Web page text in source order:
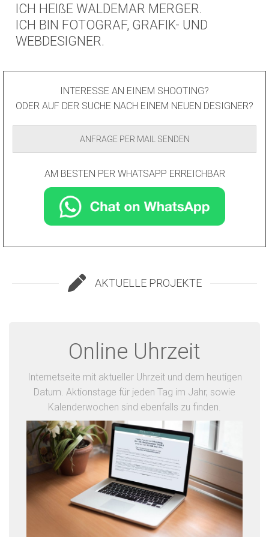
ICH HEIßE WALDEMAR MERGER.
ICH BIN FOTOGRAF, GRAFIK- UND
WEBDESIGNER.
INTERESSE AN EINEM SHOOTING?
ODER AUF DER SUCHE NACH EINEM NEUEN DESIGNER?
ANFRAGE PER MAIL SENDEN
AM BESTEN PER WHATSAPP ERREICHBAR
AKTUELLE PROJEKTE
Online Uhrzeit
Internetseite mit aktueller Uhrzeit und dem heutigen
Datum. Aktionstage für jeden Tag im Jahr, sowie
Kalenderwochen sind ebenfalls zu finden.